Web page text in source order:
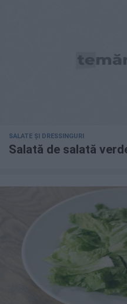
SALATE ȘI DRESSINGURI
Salată de salată